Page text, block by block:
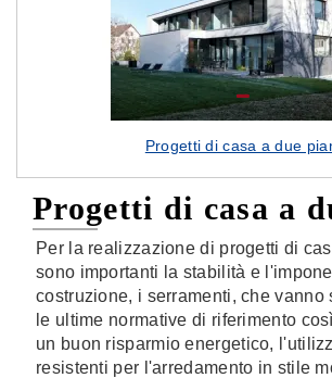
Progetti di casa a due
Progetti di casa a
Per la realizzazione di progetti di
sono importanti la stabilità e
costruzione, i serramenti, che vanno
le ultime normative di riferimento
un buon risparmio energetico,
resistenti per l'arredamento in stile